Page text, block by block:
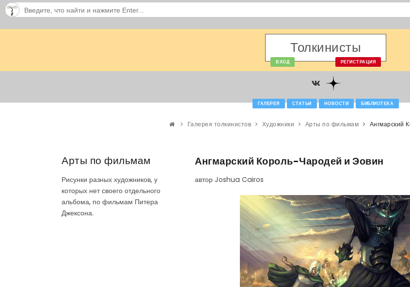
Толкинисты
ВХОД РЕГИСТРАЦИЯ
ГАЛЕРЕЯ СТАТЬИ НОВОСТИ БИБЛИОТЕКА
Галерея толкинистов Художники Арты по фильмам Ангмарский
Арты по фильмам
Рисунки разных художников, у
которых нет своего отдельного
альбома, по фильмам Питера
Джексона.
Ангмарский Король-Чародей и Эовин
автор Joshua Cairos